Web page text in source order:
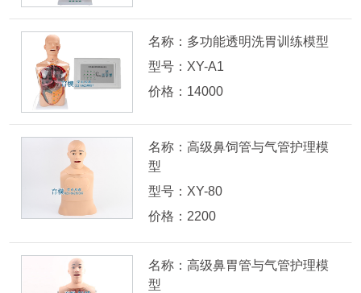
名称：多功能透明洗胃训练模型
型号：XY-A1
价格：14000
名称：高级鼻饲管与气管护理模
型
型号：XY-80
价格：2200
名称：高级鼻胃管与气管护理模
型